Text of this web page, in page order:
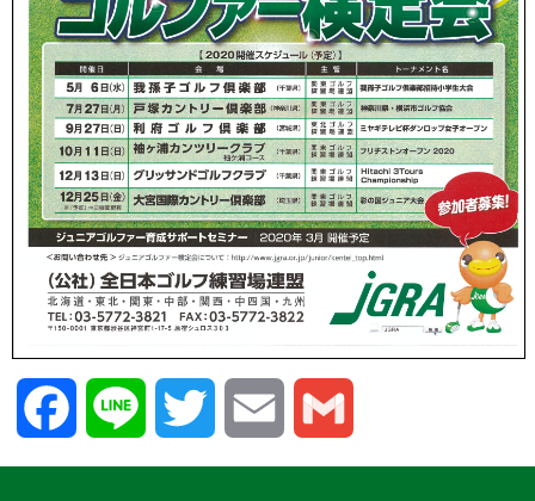
FacebookLine Twitter Email